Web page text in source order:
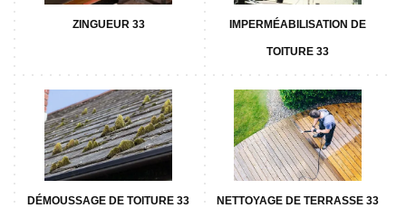
ZINGUEUR 33 IMPERMÉABILISATION DE
TOITURE 33
DÉMOUSSAGE DE TOITURE 33 NETTOYAGE DE TERRASSE 33